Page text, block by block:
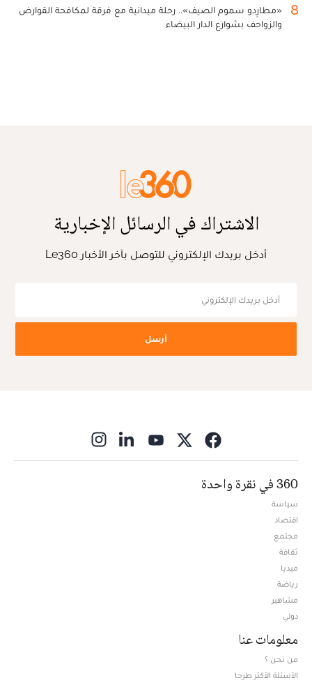
8
«مطارِدو سموم الصيف».. رحلة ميدانية مع فرقة لمكافحة القوارض
والزواحف بشوارع الدار البيضاء
الاشتراك في الرسائل الإخبارية
أدخل بريدك الإلكتروني للتوصل بآخر الأخبار Le360
أرسل
360 في نقرة واحدة
سياسة
اقتصاد
مجتمع
ثقافة
ميديا
رياضة
مشاهير
دولي
معلومات عنا
من نحن ؟
الأسئلة الأكثر طرحا